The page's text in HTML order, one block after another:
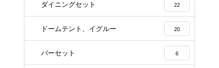
ダイニングセット 22
ドームテント、イグルー 20
バーセット 6